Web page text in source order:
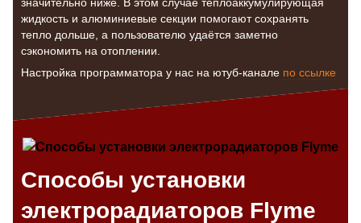
жидкость и алюминиевые секции помогают сохранять
тепло дольше, а пользователю удаётся заметно
сэкономить на отоплении.
Настройка программатора у нас на ютуб-канале по ссылке
Способы установки
электрорадиаторов Flyme